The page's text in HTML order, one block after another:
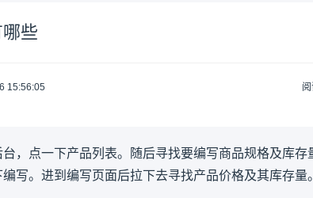
些
15:56:05
，点一下产品列表。随后寻找要编写商品规格及库存
写。进到编写页面后拉下去寻找产品价格及其库存量。